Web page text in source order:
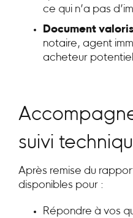
ce qui n’a pas
Document
notaire, agent
acheteur
suivi
Après remise du
disponibles pour :
Répondre à vos